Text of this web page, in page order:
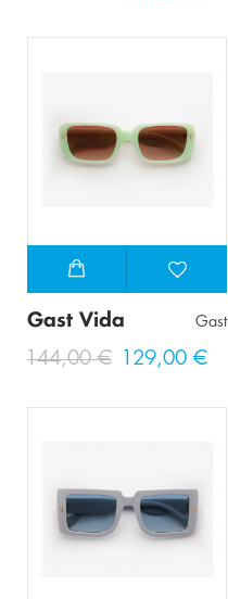
Gast Vida Gast
144,00 € 129,00 €